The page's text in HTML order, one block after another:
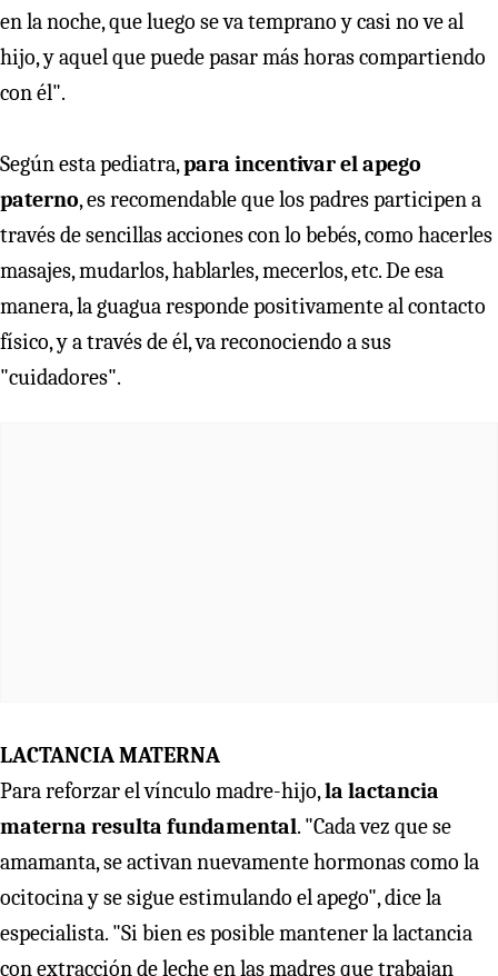
en la noche, que luego se va temprano y casi no ve al
hijo, y aquel que puede pasar más horas compartiendo
con él".
Según esta pediatra,para incentivar el apego
paterno, es recomendable que los padres participen a
través de sencillas acciones con lo bebés, como hacerles
masajes, mudarlos, hablarles, mecerlos, etc. De esa
manera, la guagua responde positivamente al contacto
físico, y a través de él, va reconociendo a sus
"cuidadores".
LACTANCIA MATERNA
Para reforzar el vínculo madre-hijo,la lactancia
materna resulta fundamental. "Cada vez que se
amamanta, se activan nuevamente hormonas como la
ocitocina y se sigue estimulando el apego", dice la
especialista. "Si bien es posible mantener la lactancia
con extracción de leche en las madres que trabajan